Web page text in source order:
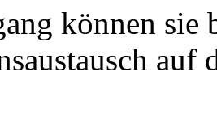
können
auf